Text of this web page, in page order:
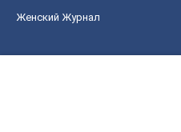
Женский Журнал